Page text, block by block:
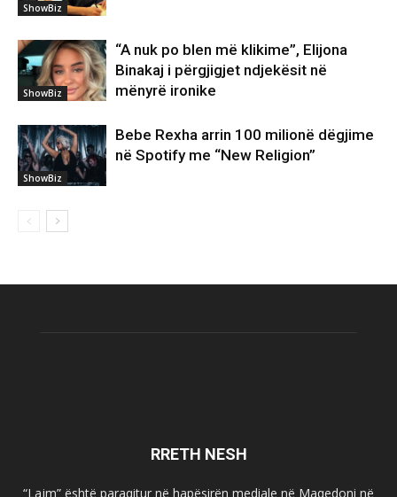
ShowBiz
ShowBiz
“A nuk po blen më klikime”, Elijona
Binakaj i përgjigjet ndjekësit në
mënyrë ironike
ShowBiz
Bebe Rexha arrin 100 milionë dëgjime
në Spotify me “New Religion”
RRETH NESH
“Lajm” është paraqitur në hapësirën mediale në Maqedoni në